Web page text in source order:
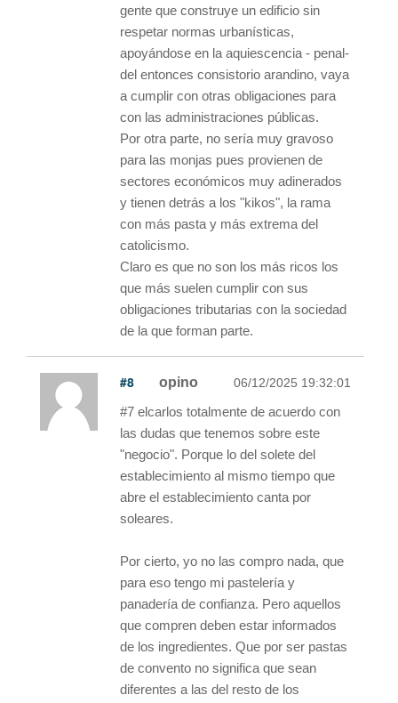
gente que construye un edificio sin
respetar normas urbanísticas,
apoyándose en la aquiescencia - penal-
del entonces consistorio arandino, vaya
a cumplir con otras obligaciones para
con las administraciones públicas.
Por otra parte, no sería muy gravoso
para las monjas pues provienen de
sectores económicos muy adinerados
y tienen detrás a los "kikos", la rama
con más pasta y más extrema del
catolicismo.
Claro es que no son los más ricos los
que más suelen cumplir con sus
obligaciones tributarias con la sociedad
de la que forman parte.
#8 opino 06/12/2025 19:32:01
#7 elcarlos totalmente de acuerdo con
las dudas que tenemos sobre este
"negocio". Porque lo del solete del
establecimiento al mismo tiempo que
abre el establecimiento canta por
soleares.
Por cierto, yo no las compro nada, que
para eso tengo mi pastelería y
panadería de confianza. Pero aquellos
que compren deben estar informados
de los ingredientes. Que por ser pastas
de convento no significa que sean
diferentes a las del resto de los